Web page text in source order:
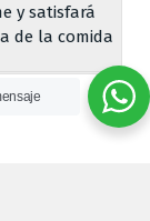
y satisfará
de la comida